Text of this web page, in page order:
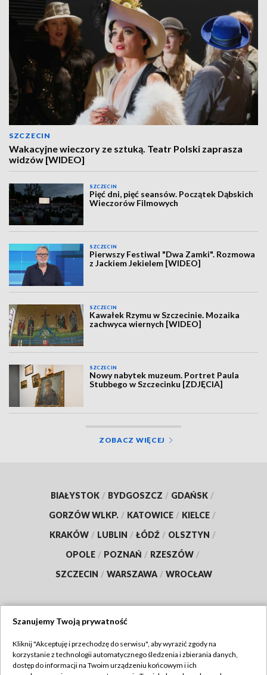
SZCZECIN
Wakacyjne wieczory ze sztuką. Teatr Polski zaprasza
widzów [WIDEO]
SZCZECIN
Pięć dni, pięć seansów. Początek Dąbskich
Wieczorów Filmowych
SZCZECIN
Pierwszy Festiwal "Dwa Zamki". Rozmowa
z Jackiem Jekielem [WIDEO]
SZCZECIN
Kawałek Rzymu w Szczecinie. Mozaika
zachwyca wiernych [WIDEO]
SZCZECIN
Nowy nabytek muzeum. Portret Paula
Stubbego w Szczecinku [ZDJĘCIA]
ZOBACZ WIĘCEJ
BIAŁYSTOK / BYDGOSZCZ / GDAŃSK /
GORZÓW WLKP. / KATOWICE / KIELCE /
KRAKÓW / LUBLIN / ŁÓDŹ / OLSZTYN /
OPOLE / POZNAŃ / RZESZÓW /
SZCZECIN / WARSZAWA / WROCŁAW
TVP
Szanujemy Twoją prywatność
Kliknij "Akceptuję i przechodzę do serwisu", aby wyrazić zgody na
korzystanie z technologii automatycznego śledzenia i zbierania danych,
dostęp do informacji na Twoim urządzeniu końcowym i ich